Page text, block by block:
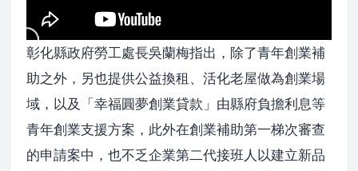
彰化縣政府勞工處長吳蘭梅指出，除了青年創業補
助之外，另也提供公益換租、活化老屋做為創業場
域，以及「幸福圓夢創業貸款」由縣府負擔利息等
青年創業支援方案，此外在創業補助第一梯次審查
的申請案中，也不乏企業第二代接班人以建立新品